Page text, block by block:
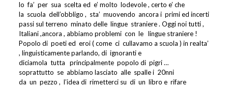
lo fa’ per sua scelta ed e’ molto lodevole , certo e’ che
la scuola dell’obbligo , sta’ muovendo ancora i primi ed incerti
passi sul terreno minato delle lingue straniere . Oggi noi tutti ,
Italiani ,ancora , abbiamo problemi con le lingue straniere !
Popolo di poeti ed eroi ( come ci cullavamo a scuola ) in realta’
, linguisticamente parlando, di ignoranti e
diciamola tutta principalmente popolo di pigri …
soprattutto se abbiamo lasciato alle spalle i 20nni
da un pezzo , l’idea di rimetterci su di un libro e rifare